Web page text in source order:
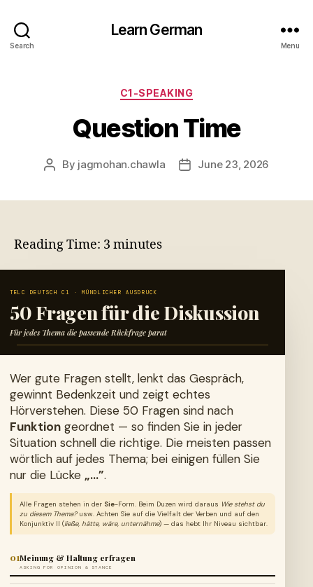
Search
Learn German
Menu
Categories
C1-SPEAKING
Question Time
Post
By jagmohan.chawla
PostJune 23, 2026
Reading Time: 3 minutes
TELC DEUTSCH C1 · MÜNDLICHER AUSDRUCK
50 Fragen für die Diskussion
Für jedes Thema die passende Rückfrage parat
Wer gute Fragen stellt, lenkt das Gespräch,
gewinnt Bedenkzeit und zeigt echtes
Hörverstehen. Diese 50 Fragen sind nach
Funktion geordnet — so finden Sie in jeder
Situation schnell die richtige. Die meisten passen
wörtlich auf jedes Thema; bei einigen füllen Sie
nur die Lücke „…”.
Alle Fragen stehen in der Sie-Form. Beim Duzen wird daraus Wie stehst du
zu diesem Thema?usw. Achten Sie auf die Vielfalt der Verben und auf den
Konjunktiv II (ließe, hätte, wäre, unternähme) — das hebt Ihr Niveau sichtbar.
01Meinung & Haltung erfragen
ASKING FOR OPINION & STANCE